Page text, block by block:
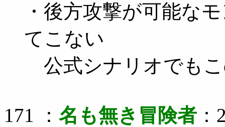
・後方攻撃が可能な
てこない
公式シナリオでも
171 ： 名も無き冒険者